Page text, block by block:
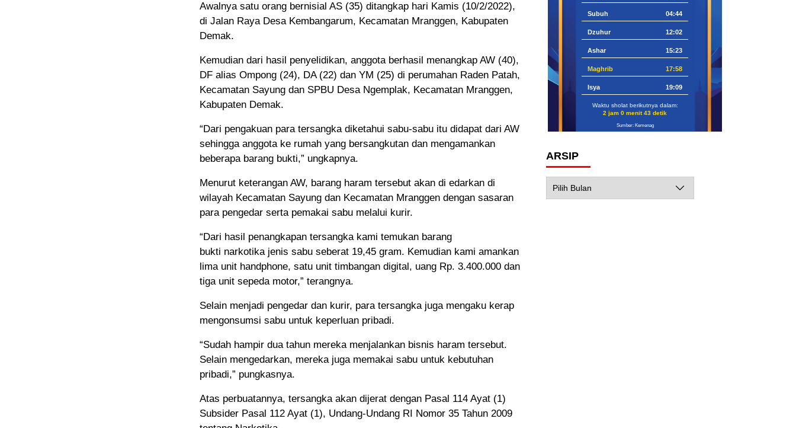
Awalnya satu orang bernisial AS (35) ditangkap hari Kamis (10/2/2022),
di Jalan Raya Desa Kembangarum, Kecamatan Mranggen, Kabupaten
Demak.
Kemudian dari hasil penyelidikan, anggota berhasil menangkap AW (40),
DF alias Ompong (24), DA (22) dan YM (25) di perumahan Raden Patah,
Kecamatan Sayung dan SPBU Desa Ngemplak, Kecamatan Mranggen,
Kabupaten Demak.
“Dari pengakuan para tersangka diketahui sabu-sabu itu didapat dari AW
sehingga anggota ke rumah yang bersangkutan dan mengamankan
beberapa barang bukti,” ungkapnya.
Menurut keterangan AW, barang haram tersebut akan di edarkan di
wilayah Kecamatan Sayung dan Kecamatan Mranggen dengan sasaran
para pengedar serta pemakai sabu melalui kurir.
“Dari hasil penangkapan tersangka kami temukan barang
bukti narkotika jenis sabu seberat 19,45 gram. Kemudian kami amankan
lima unit handphone, satu unit timbangan digital, uang Rp. 3.400.000 dan
tiga unit sepeda motor,” terangnya.
Selain menjadi pengedar dan kurir, para tersangka juga mengaku kerap
mengonsumsi sabu untuk keperluan pribadi.
“Sudah hampir dua tahun mereka menjalankan bisnis haram tersebut.
Selain mengedarkan, mereka juga memakai sabu untuk kebutuhan
pribadi,” pungkasnya.
Atas perbuatannya, tersangka akan dijerat dengan Pasal 114 Ayat (1)
Subsider Pasal 112 Ayat (1), Undang-Undang RI Nomor 35 Tahun 2009
Subuh 04:44
Dzuhur 12:02
Ashar 15:23
Maghrib 17:58
Isya 19:09
Waktu sholat berikutnya dalam:
2 jam 0 menit 42 detik
Sumber: Kemenag
ARSIP